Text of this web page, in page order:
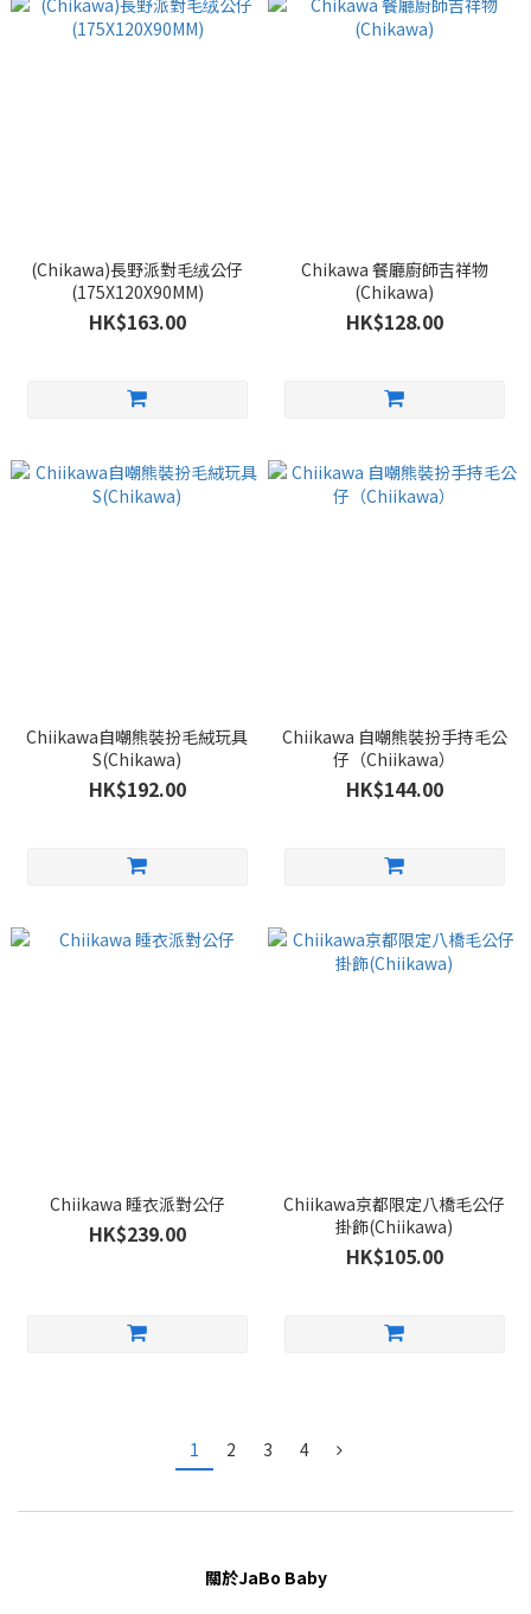
(Chikawa)長野派對毛绒公仔
(175X120X90MM)
HK$163.00
Chikawa 餐廳廚師吉祥物
(Chikawa)
HK$128.00
Chiikawa自嘲熊裝扮毛絨玩具
S(Chikawa)
HK$192.00
Chiikawa 自嘲熊裝扮手持毛公
仔（Chiikawa）
HK$144.00
Chiikawa 睡衣派對公仔
HK$239.00
Chiikawa京都限定八橋毛公仔
掛飾(Chiikawa)
HK$105.00
1 2 3 4
關於JaBo Baby